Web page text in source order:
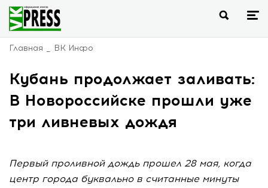
Главная ВК Инфо
Кубань продолжает заливать:
В Новороссийске прошли уже
три ливневых дождя
Первый проливной дождь прошел 28 мая, когда
центр города буквально в считанные минуты